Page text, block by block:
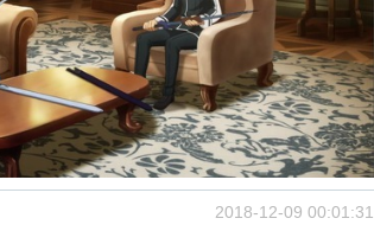
2018-12-09 00:01:31